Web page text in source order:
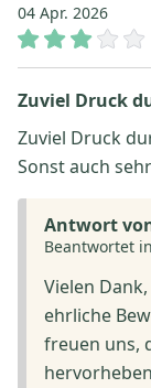
04 Apr. 2026
Zuviel Druck
Zuviel Druck
Sonst auch
Antwort
Beantwortet
Vielen
ehrliche
freuen uns,